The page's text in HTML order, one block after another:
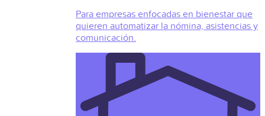
Para empresas enfocadas en bienestar que
quieren automatizar la nómina, asistencias y
comunicación.